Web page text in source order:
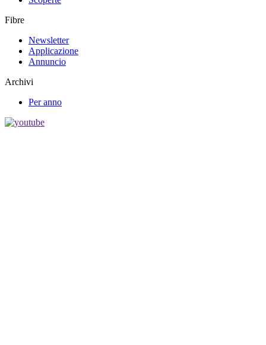
Fibre
Newsletter
Applicazione
Annuncio
Archivi
Per anno